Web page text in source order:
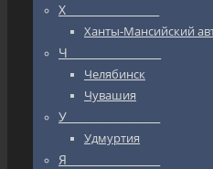
Х_________________
Ханты-Мансийский
Ч_________________
Челябинск
Чувашия
У_________________
Удмуртия
Я_________________